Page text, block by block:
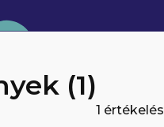
(1)
1 értékelés